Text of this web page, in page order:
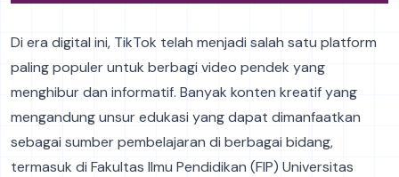
Di era digital ini, TikTok telah menjadi salah satu platform
paling populer untuk berbagi video pendek yang
menghibur dan informatif. Banyak konten kreatif yang
mengandung unsur edukasi yang dapat dimanfaatkan
sebagai sumber pembelajaran di berbagai bidang,
termasuk di Fakultas Ilmu Pendidikan (FIP) Universitas